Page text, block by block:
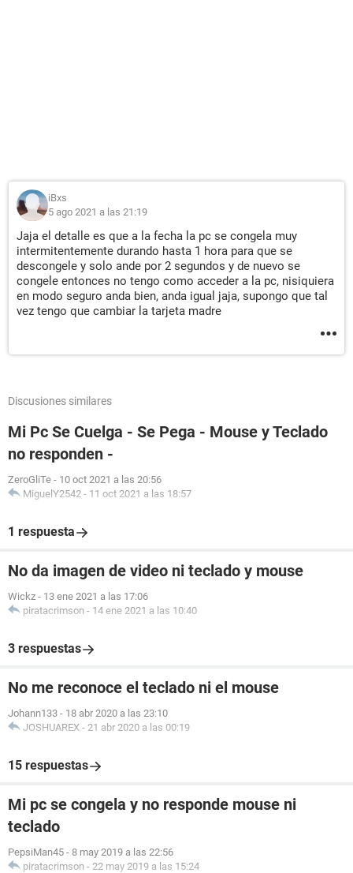
iBxs
5 ago 2021 a las 21:19
Jaja el detalle es que a la fecha la pc se congela muy
intermitentemente durando hasta 1 hora para que se
descongele y solo ande por 2 segundos y de nuevo se
congele entonces no tengo como acceder a la pc, nisiquiera
en modo seguro anda bien, anda igual jaja, supongo que tal
vez tengo que cambiar la tarjeta madre
Discusiones similares
Mi Pc Se Cuelga - Se Pega - Mouse y Teclado
no responden -
ZeroGliTe - 10 oct 2021 a las 20:56
MiguelY2542 - 11 oct 2021 a las 18:57
1 respuesta
No da imagen de video ni teclado y mouse
Wickz - 13 ene 2021 a las 17:06
piratacrimson - 14 ene 2021 a las 10:40
3 respuestas
No me reconoce el teclado ni el mouse
Johann133 - 18 abr 2020 a las 23:10
JOSHUAREX - 21 abr 2020 a las 00:19
15 respuestas
Mi pc se congela y no responde mouse ni
teclado
PepsiMan45 - 8 may 2019 a las 22:56
piratacrimson - 22 may 2019 a las 15:24